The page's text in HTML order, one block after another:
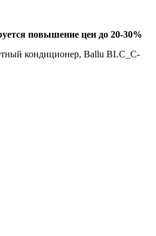
повышение цен до 20-30%
кондиционер, Ballu BLC_C-